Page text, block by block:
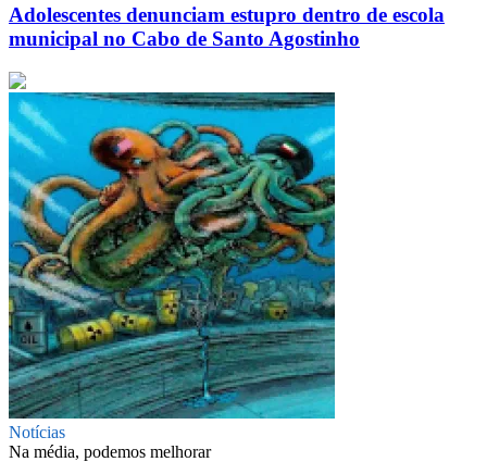
Adolescentes denunciam estupro dentro de escola
municipal no Cabo de Santo Agostinho
Notícias
Na média, podemos melhorar